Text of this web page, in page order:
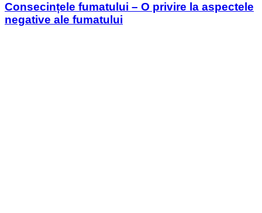
Consecințele fumatului – O privire la aspectele
negative ale fumatului